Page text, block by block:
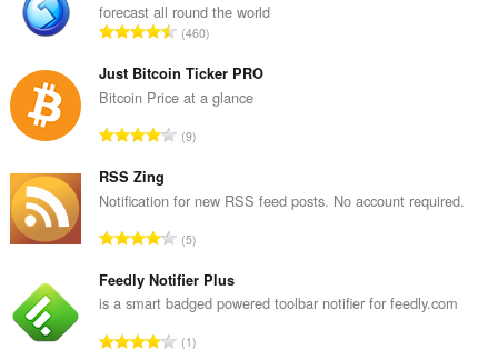
forecast all round the world
Σ
ν
ο
ο
θ
μ
ο
λ
ο
ή
460
Just Bitcoin Ticker PRO
Bitcoin Price at a glance
Σ
ο
ο
α
θ
μ
9
RSS Zing
Notification for new RSS feed posts. No account required.
Σ
ν
ο
ο
5
Feedly Notifier Plus
is a smart badged powered toolbar notifier for feedly.com
Σ1